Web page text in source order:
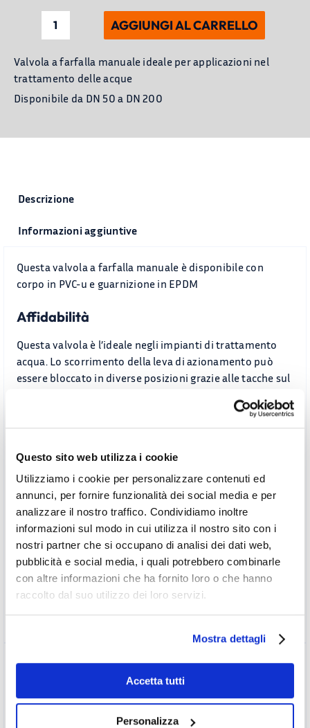
Questo sito web utilizza i cookie
Utilizziamo i cookie per personalizzare contenuti ed
annunci, per fornire funzionalità dei social media e per
analizzare il nostro traffico. Condividiamo inoltre
informazioni sul modo in cui utilizza il nostro sito con i
nostri partner che si occupano di analisi dei dati web,
pubblicità e social media, i quali potrebbero combinarle
con altre informazioni che ha fornito loro o che hanno
raccolto dal suo utilizzo dei loro servizi.
Mostra dettagli
Accetta tutti
Personalizza
Valvola
farfalla
in
PVC
AGGIUNGI AL CARRELLO
Valvola a farfalla manuale ideale per applicazioni nel
trattamento delle acque
Disponibile da DN 50 a DN 200
Descrizione
Informazioni aggiuntive
Questa valvola a farfalla manuale è disponibile con
corpo in PVC-u e guarnizione in EPDM
Affidabilità
Questa valvola è l’ideale negli impianti di trattamento
acqua. Lo scorrimento della leva di azionamento può
essere bloccato in diverse posizioni grazie alle tacche sul
Connessioni
Modello wafer da inserire fra due flange DIN EN 1092 PN
10/16.
Applicazioni
Ideali per il trattamento dell’acqua, di acque reflue e di
prodotti chimici poco aggressivi, queste valvole offrono
PVC-U
D 63, 75, 90, 110, 140, 160, 225